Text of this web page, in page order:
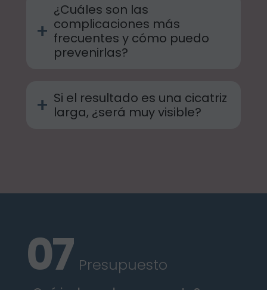
+
¿Cuáles son las
complicaciones más
frecuentes y cómo puedo
prevenirlas?
+ Si el resultado es una cicatriz
larga, ¿será muy visible?
Presupuesto